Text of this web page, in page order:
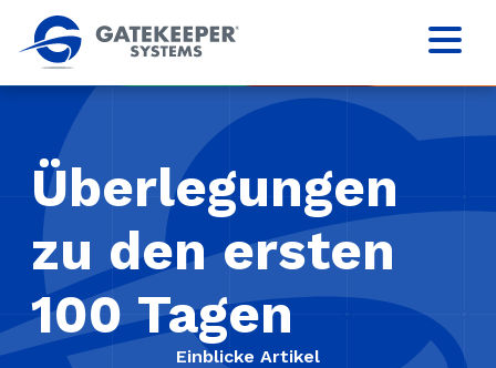
Überlegungen
zu den ersten
100 Tagen
Einblicke Artikel